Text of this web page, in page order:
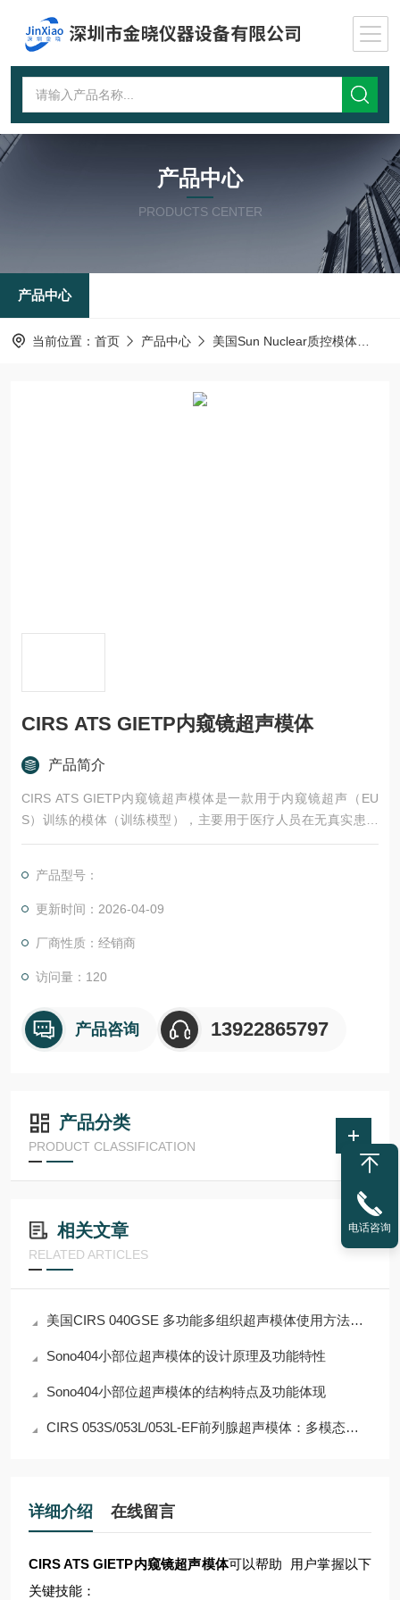
产品中心
PRODUCTS CENTER
产品中心
当前位置： 首页 产品中心 美国Sun Nuclear质控模体
CIRS ATS GIETP内窥镜超声模体
产品简介
CIRS ATS GIETP内窥镜超声模体是一款用于内窥镜超声（EU
S）训练的模体（训练模型），主要用于医疗人员在无真实患者
环境下练习内窥镜引导、超声成像及经超声引导下的活检操作。
产品型号：
更新时间：2026-04-09
厂商性质：经销商
访问量：120
产品咨询 13922865797
产品分类
PRODUCT CLASSIFICATION
相关文章
RELATED ARTICLES
美国CIRS 040GSE 多功能多组织超声模体使用方法详解
Sono404小部位超声模体的设计原理及功能特性
Sono404小部位超声模体的结构特点及功能体现
CIRS 053S/053L/053L-EF前列腺超声模体：多模态介入手术质控与实训标准体模
详细介绍 在线留言
CIRS ATS GIETP内窥镜超声模体可以帮助 用户掌握以下
关键技能：
电话咨询